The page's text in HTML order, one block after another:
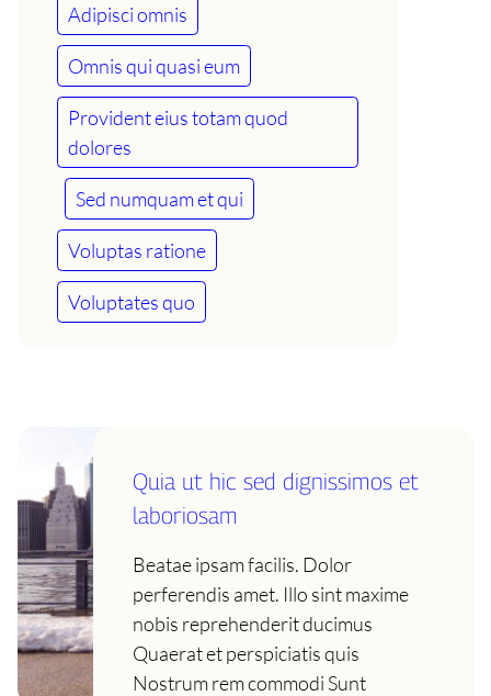
Adipisci omnis
Omnis qui quasi eum
Provident eius totam quod
dolores
Sed numquam et qui
Voluptas ratione
Voluptates quo
Quia ut hic sed dignissimos et
laboriosam
Beatae ipsam facilis. Dolor
perferendis amet. Illo sint maxime
nobis reprehenderit ducimus
Quaerat et perspiciatis quis
Nostrum rem commodi Sunt